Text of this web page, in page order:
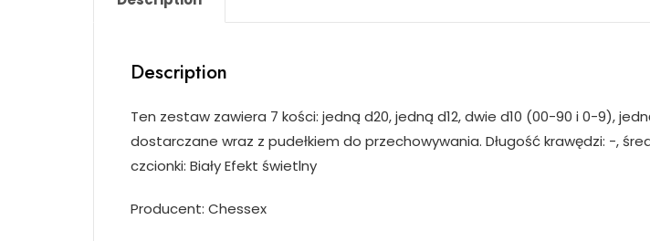
Description
Ten zestaw zawiera 7 kości: jedną d20, jedną d12, dwie d10 (00-90 i 0-9),
dostarczane wraz z pudełkiem do przechowywania. Długość krawędzi: -,
czcionki: Biały Efekt świetlny
Producent: Chessex